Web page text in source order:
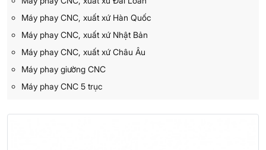
Máy phay CNC, xuất xứ Hàn Quốc
Máy phay CNC, xuất xứ Nhật Bản
Máy phay CNC, xuất xứ Châu Âu
Máy phay giường CNC
Máy phay CNC 5 trục